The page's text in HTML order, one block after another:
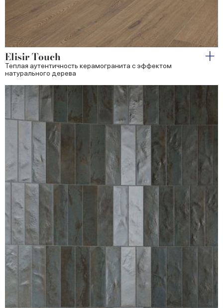
Elisir Touch
Теплая аутентичность керамогранита с эффектом
натурального дерева